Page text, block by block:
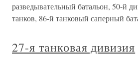
разведывательный батальон, 50-й
танков, 86-й танковый саперный
27-я танковая дивизия